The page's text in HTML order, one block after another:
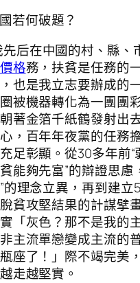
若何破題？
先后在中國的村、縣、
格務，扶貧是任務的
也是我立志要辦成的
被機器轉化為一團團
著金箔千紙鶴發射出
，百年年夜黨的任務
足彰顯。從30多年前“
能夠先富”的辯證思慮
的理念立異，再到建立
貧攻堅結果的計謀擘
「灰色？那不是我的
主流單戀變成主流的
座了！」際不竭完美
走越堅實。